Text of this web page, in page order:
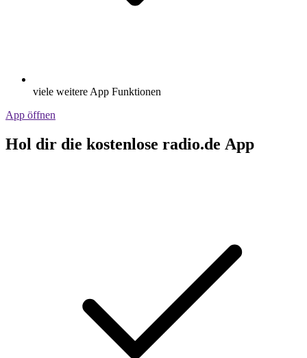
viele weitere App Funktionen
App öffnen
Hol dir die kostenlose radio.de App